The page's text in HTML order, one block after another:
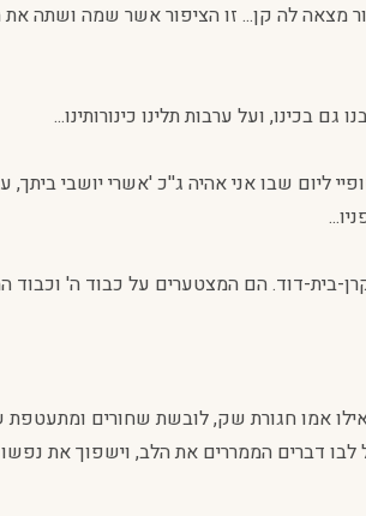
מצאה לה קן... זו הציפור אשר שמה ושתה
בכינו, ועל ערבות תלינו כינורותינו...
שבו אני אהיה ג''כ 'אשרי יושבי ביתך,
בית-דוד. הם המצטערים על כבוד ה' וכבוד
אמו חגורת שק, לובשת שחורים
דברים הממררים את הלב, וישפוך את נפשו